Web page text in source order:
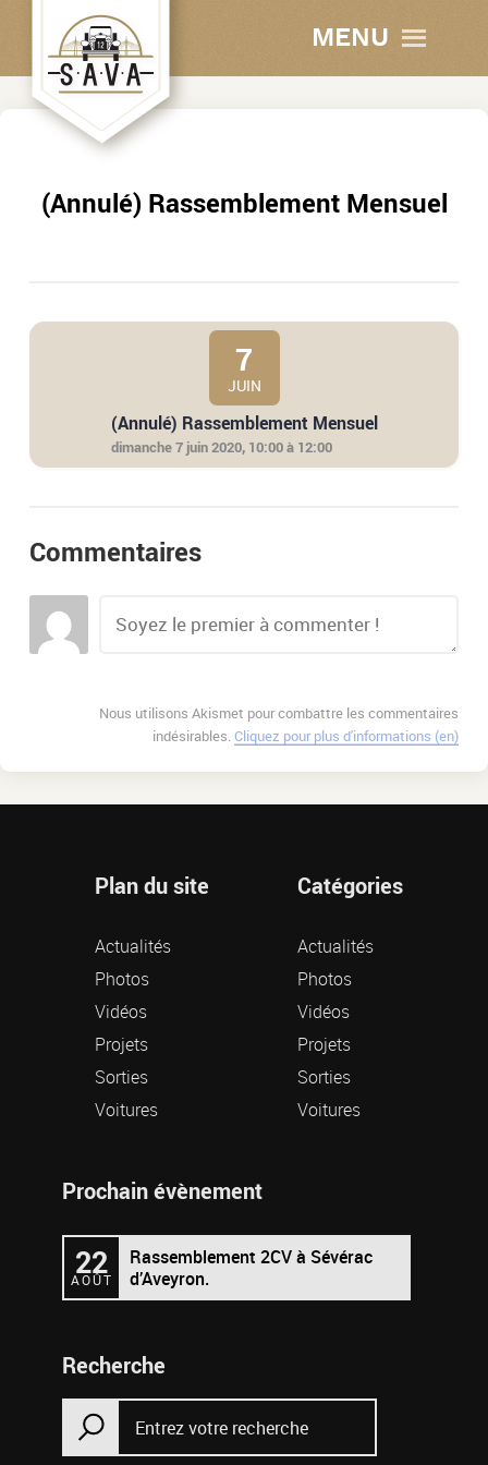
MENU
(Annulé) Rassemblement Mensuel
7
JUIN
(Annulé) Rassemblement Mensuel
dimanche 7 juin 2020, 10:00 à 12:00
Commentaires
Nous utilisons Akismet pour combattre les commentaires
indésirables.Cliquez pour plus d'informations (en)
Plan du site
Actualités
Photos
Vidéos
Projets
Sorties
Voitures
Catégories
Actualités
Photos
Vidéos
Projets
Sorties
Voitures
Prochain évènement
22
AOÛT
Rassemblement 2CV à Sévérac
d’Aveyron.
Recherche